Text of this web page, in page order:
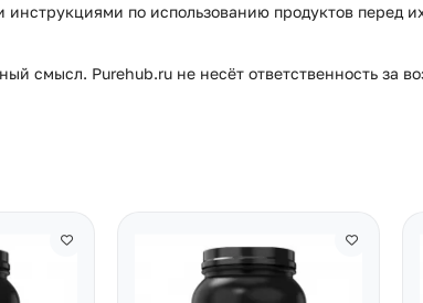
по использованию продуктов перед
смысл. Purehub.ru не несёт ответственность за